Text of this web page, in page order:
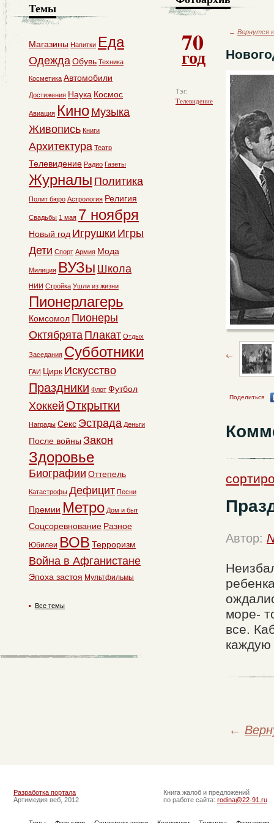
70
год
Тэг:
Телевидение
← Вернутся
Поделиться
Автор:
море-
все.
←
Темы
Магазины Напитки Еда
ОдеждаОбувь Техника
Косметика Автомобили
Достижения Наука Космос
Авиация Кино Музыка
Живопись Книги
Архитектура Театр
Телевидение Радио Газеты
Журналы Политика
Полит бюро Астрология Религия
Свадьбы 1 мая 7 ноября
Новый год Игрушки Игры
Дети Спорт Армия Мода
Милиция ВУЗы Школа
НИИ Стройка Ушли из жизни
Пионерлагерь
Комсомол Пионеры
Октябрята Плакат Отдых
Заседания Субботники
ГАИ Цирк Искусство
Праздники Флот Футбол
Хоккей Открытки
Награды Секс Эстрада Деньги
После войны Закон
Здоровье
Биографии Оттепель
Катастрофы Дефицит Песни
Премии Метро Дом и быт
Соцсоревнование Разное
Юбилеи ВОВ Терроризм
Война в Афганистане
Эпоха застоя Мультфильмы
Все темы
Разработка портала
Артимедия веб, 2012
Книга жалоб и предложений
по работе сайта: rodina@22-91.ru